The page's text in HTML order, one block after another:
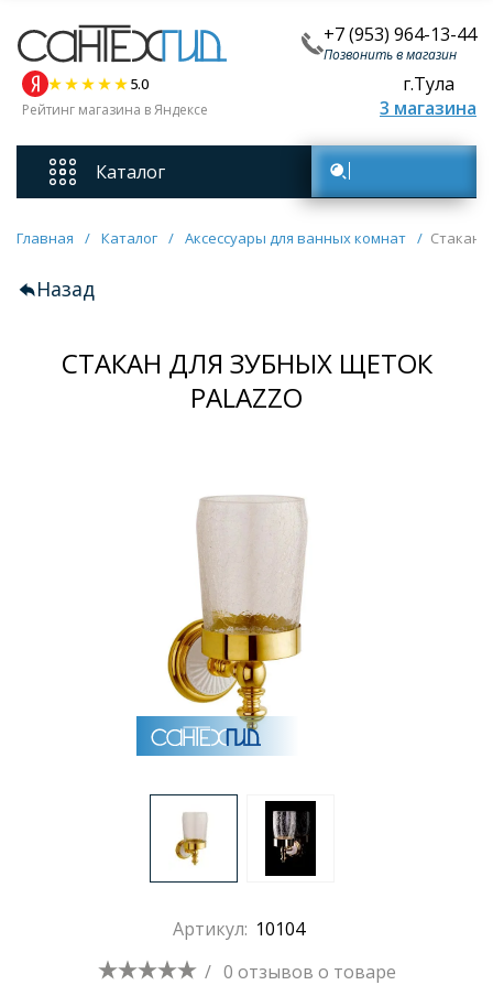
+7 (953) 964-13-44
Позвонить в магазин
5.0
Рейтинг магазина в Яндексе
г.Тула
3 магазина
Каталог
Смесители
Унитазы
Мебель для ванных комнат
Кухонные мойки
Душевые кабины
Полотенцесушители
Аксессуары для ванных комнат
Душевые поддоны
Душевые уголки и ограждения
Главная / Каталог / Аксессуары для ванных комнат / Стакан
Назад
СТАКАН ДЛЯ ЗУБНЫХ ЩЕТОК
PALAZZO
Артикул: 10104
/ 0 отзывов о товаре